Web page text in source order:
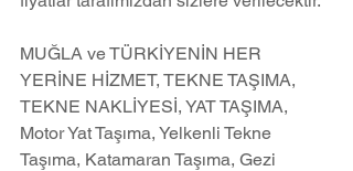
MUĞLA ve TÜRKİYENİN HER
YERİNE HİZMET, TEKNE TAŞIMA,
TEKNE NAKLİYESİ, YAT TAŞIMA,
Motor Yat Taşıma, Yelkenli Tekne
Taşıma, Katamaran Taşıma, Gezi